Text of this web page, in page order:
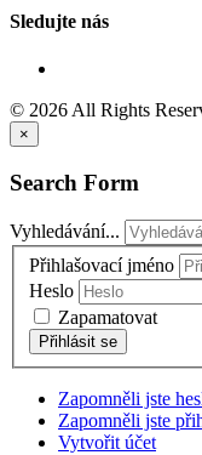
Sledujte nás
© 2026 All Rights
×
Search Form
Vyhledávání...
Přihlašovací jméno
Heslo
Zapamatovat
Zapomněli jste
Zapomněli jste
Vytvořit účet